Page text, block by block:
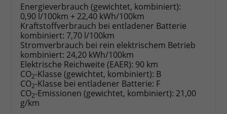
Energieverbrauch (gewichtet, kombiniert):
0,90 l/100km + 22,40 kWh/100km
Kraftstoffverbrauch bei entladener Batterie
kombiniert: 7,70 l/100km
Stromverbrauch bei rein elektrischem Betrieb
kombiniert: 24,20 kWh/100km
Elektrische Reichweite (EAER): 90 km
CO2-Klasse (gewichtet, kombiniert): B
CO2-Klasse bei entladener Batterie: F
CO2-Emissionen (gewichtet, kombiniert): 21,00
g/km